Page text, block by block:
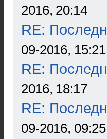
2016, 20:14
RE:
09-2016, 15:21
RE:
2016, 18:17
RE:
09-2016, 09:25